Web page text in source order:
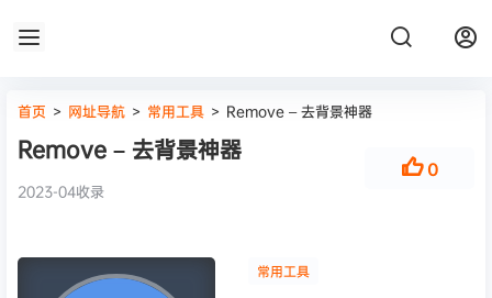
首页 > 网址导航 > 常用工具 > Remove – 去背景神器
Remove – 去背景神器
2023-04收录
0
常用工具